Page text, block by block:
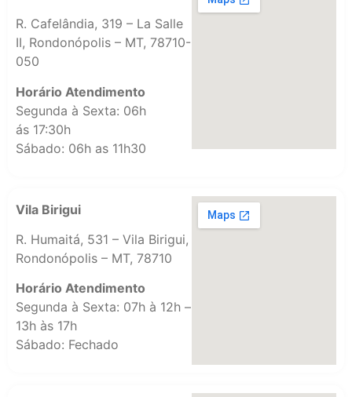
R. Cafelândia, 319 – La Salle
II, Rondonópolis – MT, 78710-
050
Horário Atendimento
Segunda à Sexta: 06h
ás 17:30h
Sábado: 06h as 11h30
Vila Birigui
R. Humaitá, 531 – Vila Birigui,
Rondonópolis – MT, 78710
Horário Atendimento
Segunda à Sexta: 07h à 12h –
13h às 17h
Sábado: Fechado